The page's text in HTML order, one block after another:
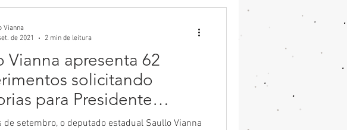
Vianna apresenta 62
solicitando
para Presidente
de setembro, o deputado estadual Saullo Vianna
Vianna
de 2021
2 min de leitura